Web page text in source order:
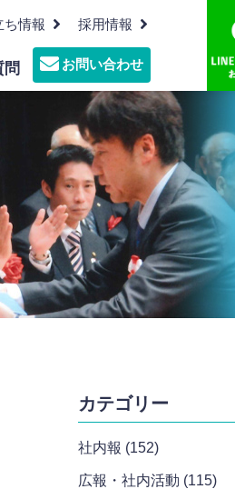
ち情報 採用情報
沿革
プレスルーム
機密文書裁断リサイクル
墓地・霊園の清掃管理
食品リサイクル
問 お問い合わせ
カテゴリー
社内報 (152)
広報・社内活動 (115)